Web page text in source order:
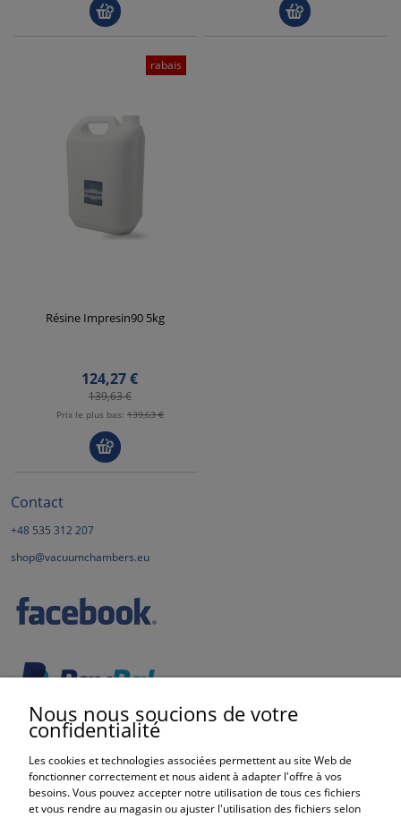
Résine Impresin90 5kg
124,27 €
139,63 €
Prix ​​le plus bas: 139,63 €
rabais
Contact
+48 535 312 207
shop@vacuumchambers.eu
Nous nous soucions de votre
confidentialité
Les cookies et technologies associées permettent au site Web de
fonctionner correctement et nous aident à adapter l'offre à vos
besoins. Vous pouvez accepter notre utilisation de tous ces fichiers
et vous rendre au magasin ou ajuster l'utilisation des fichiers selon